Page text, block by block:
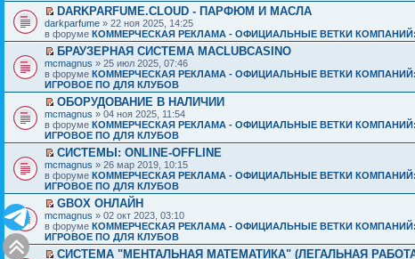
DARKPARFUME.CLOUD - ПАРФЮМ И МАСЛА
darkparfume » 22 ноя 2025, 14:25
в форуме КОММЕРЧЕСКАЯ РЕКЛАМА - ОФИЦИАЛЬНЫЕ ВЕТКИ КОМПАНИЙ:
БРАУЗЕРНАЯ СИСТЕМА MACLUBCASINO
mcmagnus » 25 июл 2025, 07:46
в форуме КОММЕРЧЕСКАЯ РЕКЛАМА - ОФИЦИАЛЬНЫЕ ВЕТКИ КОМПАНИЙ:
ИГРОВОЕ ПО ДЛЯ КЛУБОВ
ОБОРУДОВАНИЕ В НАЛИЧИИ
mcmagnus » 04 ноя 2025, 11:54
в форуме КОММЕРЧЕСКАЯ РЕКЛАМА - ОФИЦИАЛЬНЫЕ ВЕТКИ КОМПАНИЙ:
ИГРОВОЕ ПО ДЛЯ КЛУБОВ
СИСТЕМЫ: ONLINE-OFFLINE
mcmagnus » 26 мар 2019, 10:15
в форуме КОММЕРЧЕСКАЯ РЕКЛАМА - ОФИЦИАЛЬНЫЕ ВЕТКИ КОМПАНИЙ:
ИГРОВОЕ ПО ДЛЯ КЛУБОВ
GBOX ОНЛАЙН
mcmagnus » 02 окт 2023, 03:10
в форуме КОММЕРЧЕСКАЯ РЕКЛАМА - ОФИЦИАЛЬНЫЕ ВЕТКИ КОМПАНИЙ:
ИГРОВОЕ ПО ДЛЯ КЛУБОВ
СИСТЕМА "МЕНТАЛЬНАЯ МАТЕМАТИКА" (ЛЕГАЛЬНАЯ